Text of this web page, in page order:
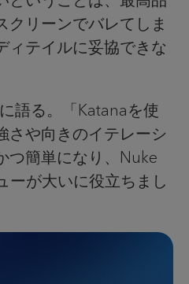
クリーンでバレてしま
ィテイルに妥協できな
語る。「Katanaを使
さや向きのイテレーシ
つ簡単になり、Nuke
ーが大いに役立ちまし